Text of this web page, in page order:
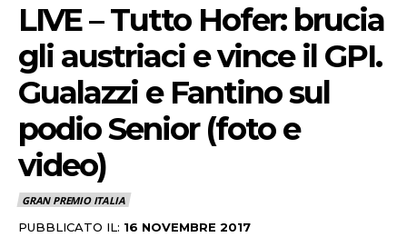
LIVE – Tutto Hofer: brucia
gli austriaci e vince il GPI.
Gualazzi e Fantino sul
podio Senior (foto e
video)
GRAN PREMIO ITALIA
PUBBLICATO IL: 16 NOVEMBRE 2017